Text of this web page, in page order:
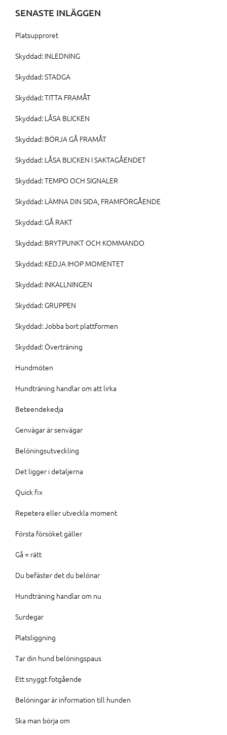
SENASTE INLÄGGEN
Platsupproret
Skyddad: INLEDNING
Skyddad: STADGA
Skyddad: TITTA FRAMÅT
Skyddad: LÅSA BLICKEN
Skyddad: BÖRJA GÅ FRAMÅT
Skyddad: LÅSA BLICKEN I SAKTAGÅENDET
Skyddad: TEMPO OCH SIGNALER
Skyddad: LÄMNA DIN SIDA, FRAMFÖRGÅENDE
Skyddad: GÅ RAKT
Skyddad: BRYTPUNKT OCH KOMMANDO
Skyddad: KEDJA IHOP MOMENTET
Skyddad: INKALLNINGEN
Skyddad: GRUPPEN
Skyddad: Jobba bort plattformen
Skyddad: Överträning
Hundmöten
Hundträning handlar om att lirka
Beteendekedja
Genvägar är senvägar
Belöningsutveckling
Det ligger i detaljerna
Quick fix
Repetera eller utveckla moment
Första försöket gäller
Gå = rätt
Du befäster det du belönar
Hundträning handlar om nu
Surdegar
Platsliggning
Tar din hund belöningspaus
Ett snyggt fotgående
Belöningar är information till hunden
Ska man börja om